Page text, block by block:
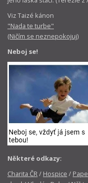
Viz Taizé kánon
"Nada te turbe"
(Ničím se neznepokojuj)
Neboj se!
Některé odkazy:
Charita ČR / Hospice /